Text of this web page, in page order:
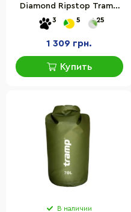
Diamond Ripstop Tramp
UTRA-257-olive 40 л
3 5 25
1 309 грн.
Купить
В наличии